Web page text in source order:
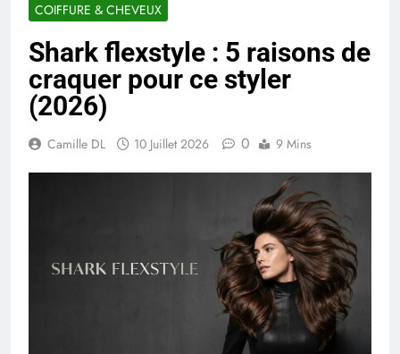
COIFFURE & CHEVEUX
Shark flexstyle : 5 raisons de
craquer pour ce styler
(2026)
Camille DL 10 Juillet 2026 0 9 Mins